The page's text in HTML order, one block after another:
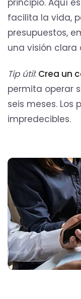
principio. Aquí
facilita la vida,
presupuestos,
una visión
Tip útil: Crea un
permita operar
seis meses. Los
impredecibles.